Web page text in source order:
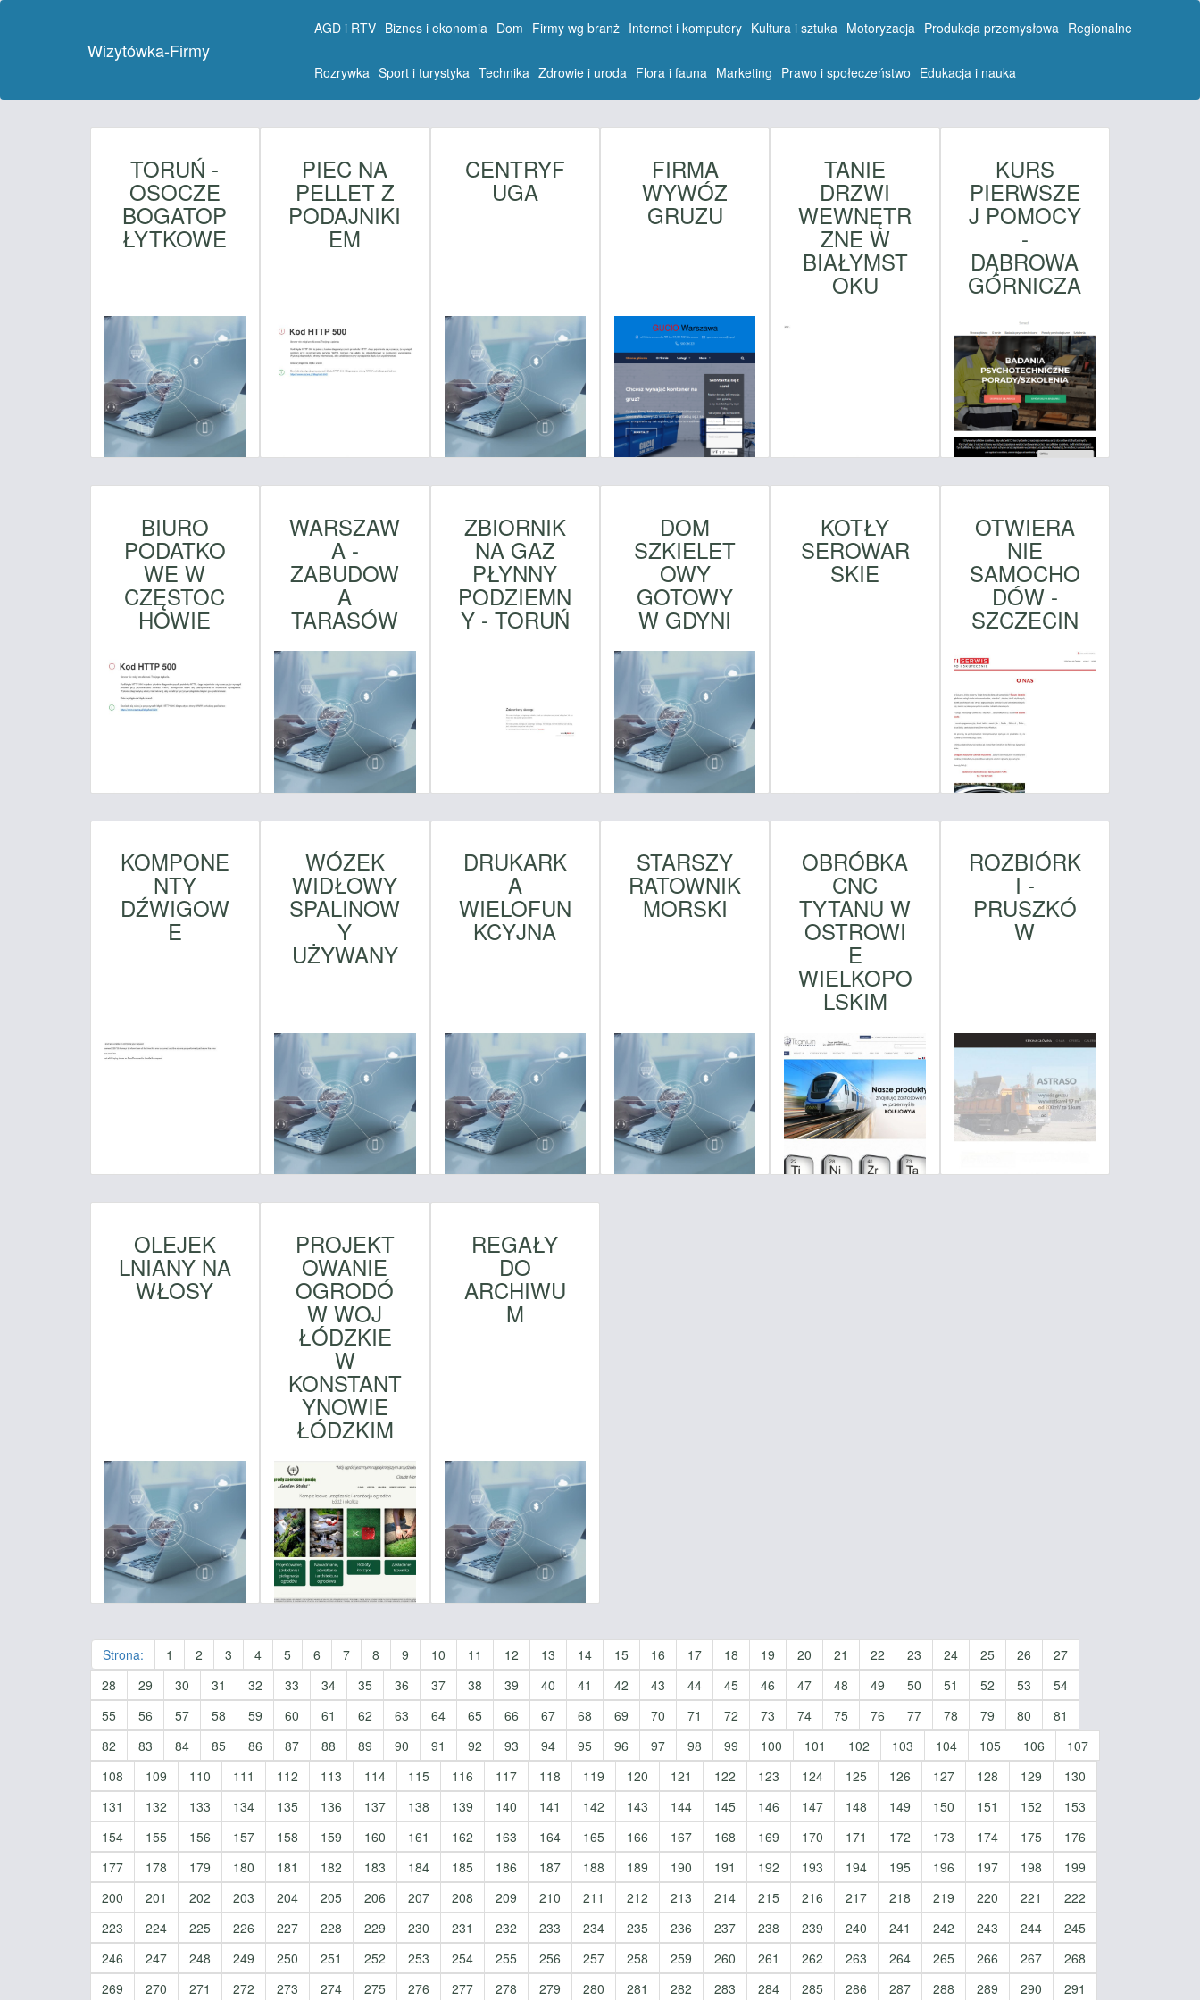
Wizytówka-Firmy
AGD i RTV Biznes i ekonomia Dom Firmy wg branż Internet i komputery Kultura i sztuka Motoryzacja Produkcja przemysłowa Regionalne
Rozrywka Sport i turystyka Technika Zdrowie i uroda Flora i fauna Marketing Prawo i społeczeństwo Edukacja i nauka
TORUŃ -
OSOCZE
BOGATOP
ŁYTKOWE
PIEC NA
PELLET Z
PODAJNIKI
EM
CENTRYF
UGA
FIRMA
WYWÓZ
GRUZU
TANIE
DRZWI
WEWNĘTR
ZNE W
BIAŁYMST
OKU
KURS
PIERWSZE
J POMOCY
-
DĄBROWA
GÓRNICZA
BIURO
PODATKO
WE W
CZĘSTOC
HOWIE
WARSZAW
A -
ZABUDOW
A
TARASÓW
ZBIORNIK
NA GAZ
PŁYNNY
PODZIEMN
Y - TORUŃ
DOM
SZKIELET
OWY
GOTOWY
W GDYNI
KOTŁY
SEROWAR
SKIE
OTWIERA
NIE
SAMOCHO
DÓW -
SZCZECIN
KOMPONE
NTY
DŹWIGOW
E
WÓZEK
WIDŁOWY
SPALINOW
Y
UŻYWANY
DRUKARK
A
WIELOFUN
KCYJNA
STARSZY
RATOWNIK
MORSKI
OBRÓBKA
CNC
TYTANU W
OSTROWI
E
WIELKOPO
LSKIM
ROZBIÓRK
I -
PRUSZKÓ
W
OLEJEK
LNIANY NA
WŁOSY
PROJEKT
OWANIE
OGRODÓ
W WOJ
ŁÓDZKIE
W
KONSTANT
YNOWIE
ŁÓDZKIM
REGAŁY
DO
ARCHIWU
M
Strona: 1 2 3 4 5 6 7 8 9 10 11 12 13 14 15 16 17 18 19 20 21 22 23 24 25 26
27
28
29 30 31 32 33 34 35 36 37 38 39 40 41 42 43 44 45 46 47 48 49 50 51 52 53
54
55
56 57 58 59 60 61 62 63 64 65 66 67 68 69 70 71 72 73 74 75 76 77 78 79 80
81
82
83 84 85 86 87 88 89 90 91 92 93 94 95 96 97 98 99 100 101 102 103 104 105 106
107
108
109 110 111 112 113 114 115 116 117 118 119 120 121 122 123 124 125 126 127 128 129
130
131
132 133 134 135 136 137 138 139 140 141 142 143 144 145 146 147 148 149 150 151 152
153
154
155 156 157 158 159 160 161 162 163 164 165 166 167 168 169 170 171 172 173 174 175
176
177
178 179 180 181 182 183 184 185 186 187 188 189 190 191 192 193 194 195 196 197 198
199
200
201 202 203 204 205 206 207 208 209 210 211 212 213 214 215 216 217 218 219 220 221
222
223
224 225 226 227 228 229 230 231 232 233 234 235 236 237 238 239 240 241 242 243 244
245
246
247 248 249 250 251 252 253 254 255 256 257 258 259 260 261 262 263 264 265 266 267
268
269
270 271 272 273 274 275 276 277 278 279 280 281 282 283 284 285 286 287 288 289 290 291